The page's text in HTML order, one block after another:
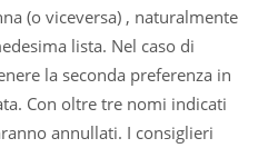
(o viceversa) , naturalmente
lista. Nel caso di
la seconda preferenza in
Con oltre tre nomi indicati
annullati. I consiglieri